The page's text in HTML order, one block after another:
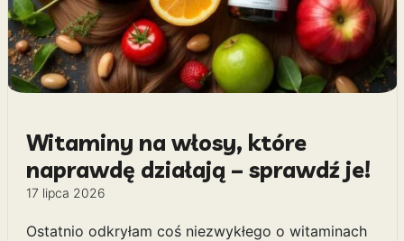
Witaminy na włosy, które
naprawdę działają – sprawdź je!
17 lipca 2026
Ostatnio odkryłam coś niezwykłego o witaminach